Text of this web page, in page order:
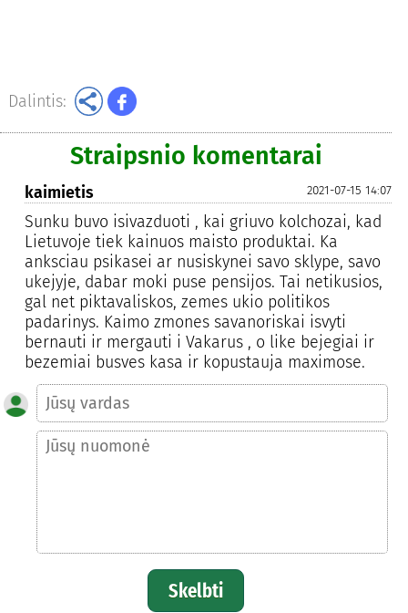
Dalintis:
Straipsnio komentarai
2021-07-15 14:07
kaimietis
Sunku buvo isivazduoti , kai griuvo kolchozai, kad
Lietuvoje tiek kainuos maisto produktai. Ka
anksciau psikasei ar nusiskynei savo sklype, savo
ukejyje, dabar moki puse pensijos. Tai netikusios,
gal net piktavaliskos, zemes ukio politikos
padarinys. Kaimo zmones savanoriskai isvyti
bernauti ir mergauti i Vakarus , o like bejegiai ir
bezemiai busves kasa ir kopustauja maximose.
Skelbti